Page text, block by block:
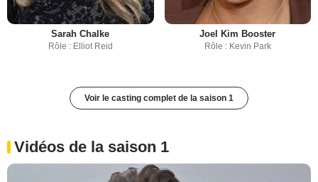
Sarah Chalke
Rôle : Elliot Reid
Joel Kim Booster
Rôle : Kevin Park
Voir le casting complet de la saison 1
Vidéos de la saison 1